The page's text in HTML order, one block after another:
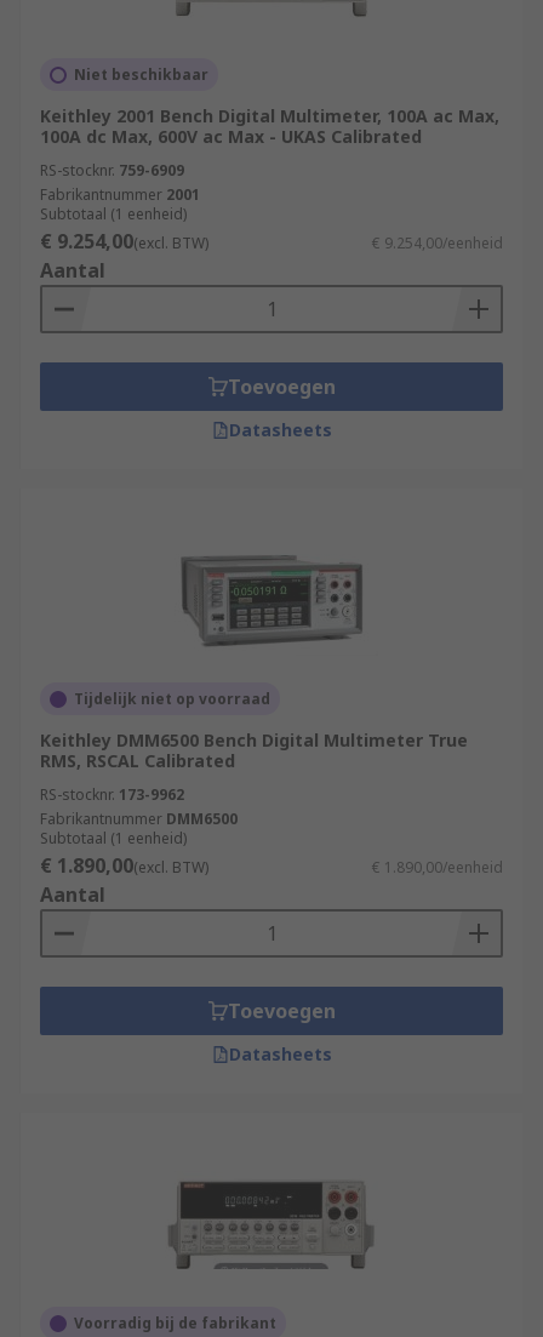
Niet beschikbaar
Keithley 2001 Bench Digital Multimeter, 100A ac Max,
100A dc Max, 600V ac Max - UKAS Calibrated
RS-stocknr. 759-6909
Fabrikantnummer 2001
Subtotaal (1 eenheid)
€ 9.254,00(excl. BTW) € 9.254,00/eenheid
Aantal
Toevoegen
Datasheets
Tijdelijk niet op voorraad
Keithley DMM6500 Bench Digital Multimeter True
RMS, RSCAL Calibrated
RS-stocknr. 173-9962
Fabrikantnummer DMM6500
Subtotaal (1 eenheid)
€ 1.890,00(excl. BTW) € 1.890,00/eenheid
Aantal
Toevoegen
Datasheets
Voorradig bij de fabrikant